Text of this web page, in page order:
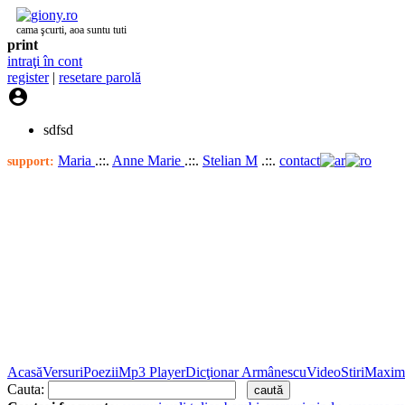
cama şcurti, aoa suntu tuti
print
intraţi în cont
register| resetare parolă

sdfsd
support: Maria .::. Anne Marie .::. Stelian M .::. contact
AcasăVersuriPoeziiMp3 PlayerDicţionar ArmânescuVideoStiri
Cauta: